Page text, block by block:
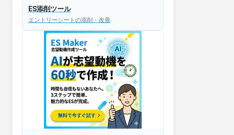
ES添削ツール
エントリーシートの添削・改善